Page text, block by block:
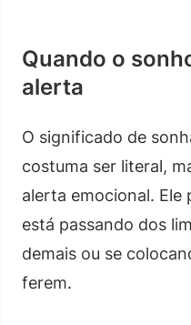
Quando o
alerta
O significado de
costuma ser literal,
alerta emocional. Ele
está passando dos
demais ou se
ferem.